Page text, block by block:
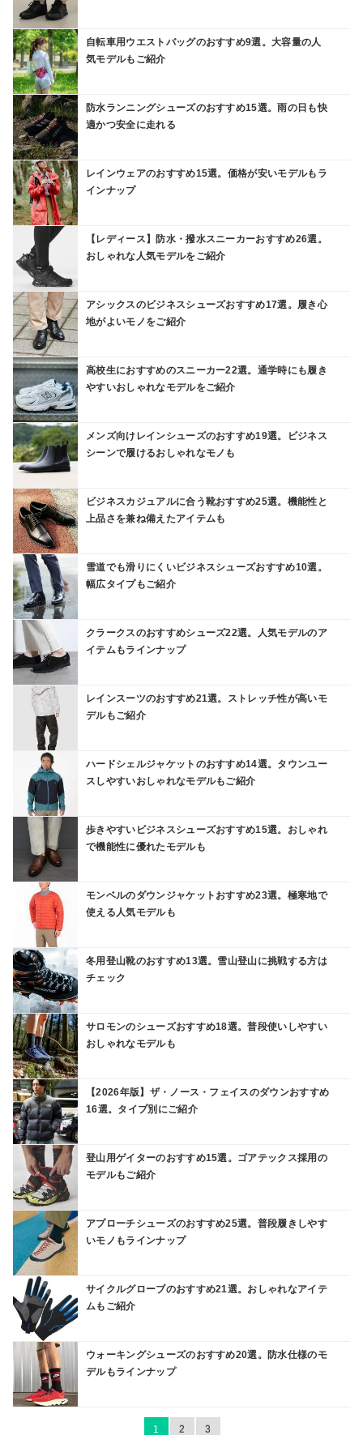
自転車用ウエストバッグのおすすめ9選。大容量の人
気モデルもご紹介
防水ランニングシューズのおすすめ15選。雨の日も快
適かつ安全に走れる
レインウェアのおすすめ15選。価格が安いモデルもラ
インナップ
【レディース】防水・撥水スニーカーおすすめ26選。
おしゃれな人気モデルをご紹介
アシックスのビジネスシューズおすすめ17選。履き心
地がよいモノをご紹介
高校生におすすめのスニーカー22選。通学時にも履き
やすいおしゃれなモデルをご紹介
メンズ向けレインシューズのおすすめ19選。ビジネス
シーンで履けるおしゃれなモノも
ビジネスカジュアルに合う靴おすすめ25選。機能性と
上品さを兼ね備えたアイテムも
雪道でも滑りにくいビジネスシューズおすすめ10選。
幅広タイプもご紹介
クラークスのおすすめシューズ22選。人気モデルのア
イテムもラインナップ
レインスーツのおすすめ21選。ストレッチ性が高いモ
デルもご紹介
ハードシェルジャケットのおすすめ14選。タウンユー
スしやすいおしゃれなモデルもご紹介
歩きやすいビジネスシューズおすすめ15選。おしゃれ
で機能性に優れたモデルも
モンベルのダウンジャケットおすすめ23選。極寒地で
使える人気モデルも
冬用登山靴のおすすめ13選。雪山登山に挑戦する方は
チェック
サロモンのシューズおすすめ18選。普段使いしやすい
おしゃれなモデルも
【2026年版】ザ・ノース・フェイスのダウンおすすめ
16選。タイプ別にご紹介
登山用ゲイターのおすすめ15選。ゴアテックス採用の
モデルもご紹介
アプローチシューズのおすすめ25選。普段履きしやす
いモノもラインナップ
サイクルグローブのおすすめ21選。おしゃれなアイテ
ムもご紹介
ウォーキングシューズのおすすめ20選。防水仕様のモ
デルもラインナップ
1 2 3